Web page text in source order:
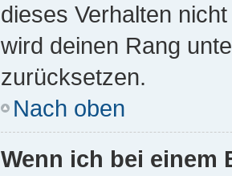
dieses Verhalten
wird deinen Rang
zurücksetzen.
Nach oben
Wenn ich bei einem